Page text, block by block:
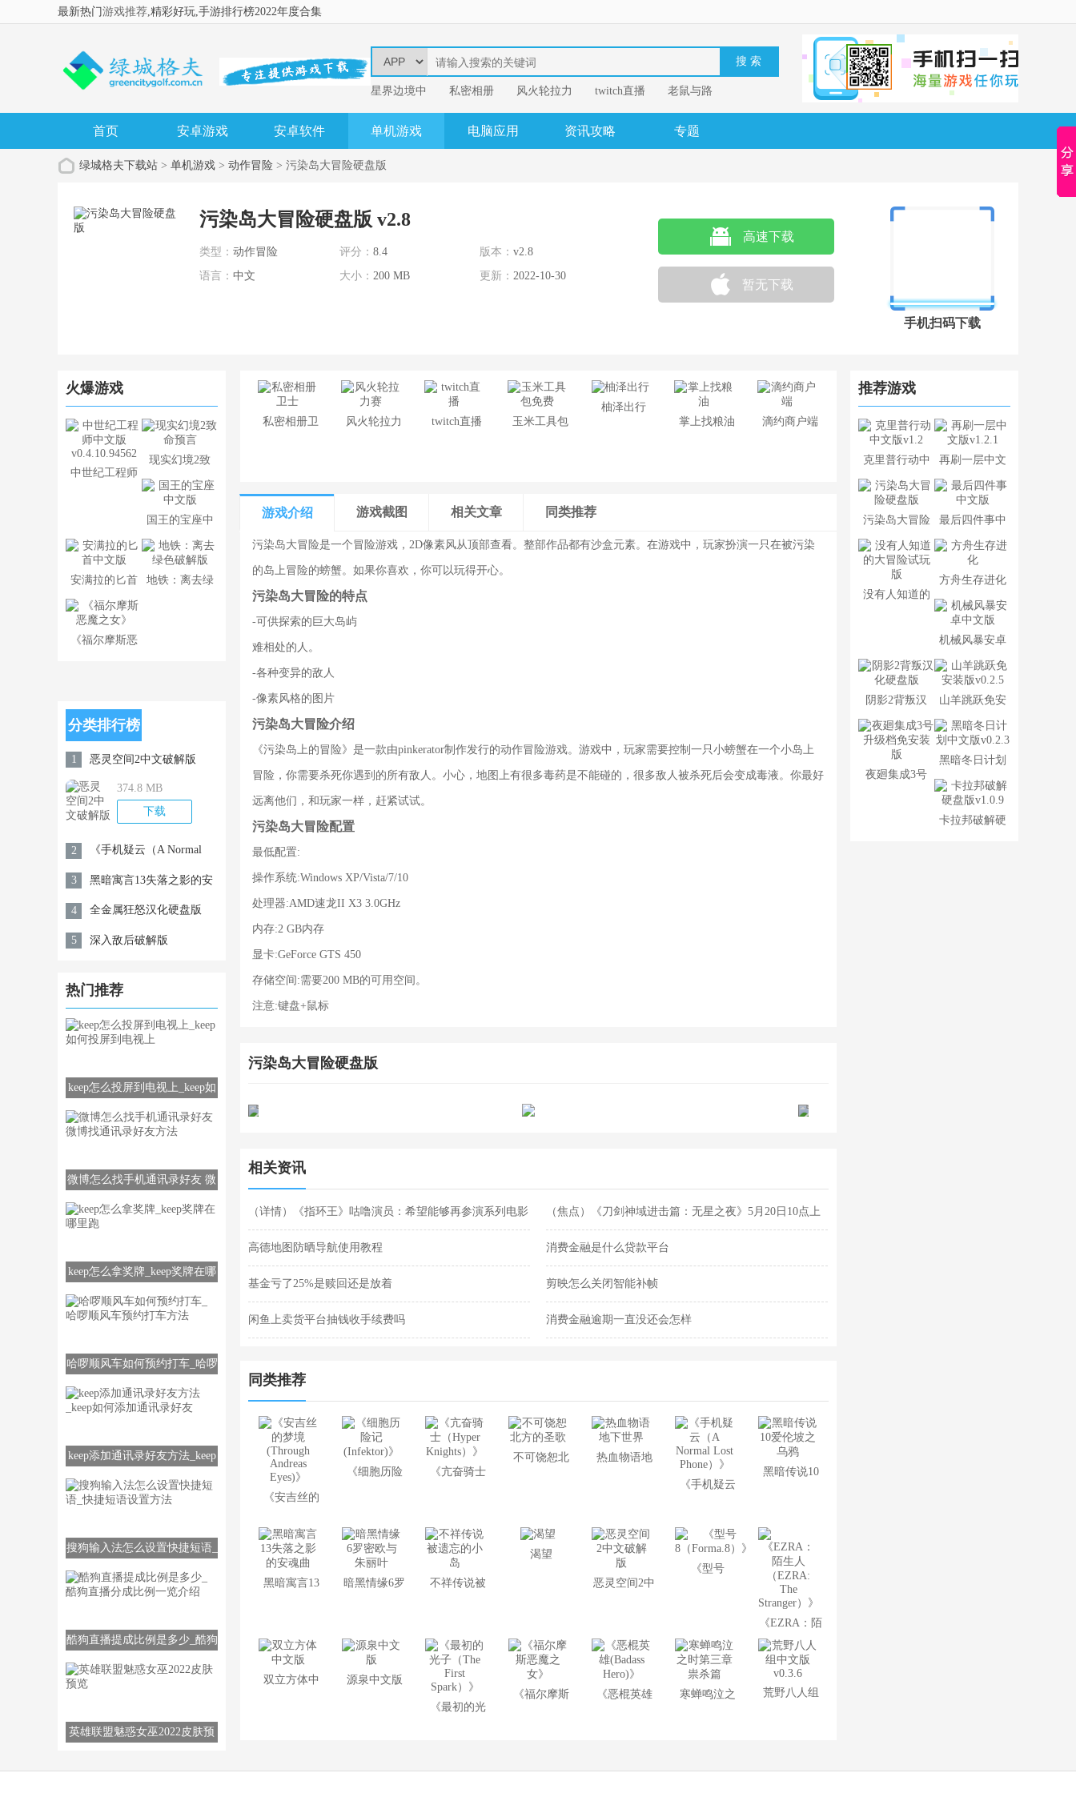
最新热门游戏推荐,精彩好玩,手游排行榜2022年度合集
星界边境中 ​私密相册 风火轮拉力 twitch直播
老鼠与路
易
我的英雄学
首页 安卓游戏 安卓软件 单机游戏 电脑应用 资讯攻略 专题
绿城格夫下载站 > 单机游戏 > 动作冒险 > 污染岛大冒险硬盘版
污染岛大冒险硬盘版 v2.8
类型： 动作冒险 评分： 8.4 版本： v2.8
语言： 中文 大小： 200 MB 更新： 2022-10-30
高速下载
暂无下载
手机扫码下载
火爆游戏
中世纪工程师
现实幻境2致
命预言
国王的宝座中
文版
安满拉的匕首
中文版
地铁：离去绿
《福尔摩斯恶
分类排行榜
1 恶灵空间2中文破解版
374.8 MB
下载
2 《手机疑云（A Normal
Lost Phone）》
3 黑暗寓言13失落之影的安
魂曲
4 全金属狂怒汉化硬盘版
5 深入敌后破解版
热门推荐
keep怎么投屏到电视上_keep如
微博怎么找手机通讯录好友 微
keep怎么拿奖牌_keep奖牌在哪
哈啰顺风车如何预约打车_哈啰
keep添加通讯录好友方法_keep
搜狗输入法怎么设置快捷短语_
酷狗直播提成比例是多少_酷狗
英雄联盟魅惑女巫2022皮肤预
​私密相册卫 风火轮拉力 twitch直播 玉米工具包
柚泽出行
掌上找粮油
滴约商户端
游戏介绍 游戏截图 相关文章 同类推荐
污染岛大冒险是一个冒险游戏，2D像素风从顶部查看。整部作品都有沙盒元素。在游戏中，玩家扮演一只在被污染
的岛上冒险的螃蟹。如果你喜欢，你可以玩得开心。
污染岛大冒险的特点
-可供探索的巨大岛屿
难相处的人。
-各种变异的敌人
-像素风格的图片
污染岛大冒险介绍
《污染岛上的冒险》是一款由pinkerator制作发行的动作冒险游戏。游戏中，玩家需要控制一只小螃蟹在一个小岛上
冒险，你需要杀死你遇到的所有敌人。小心，地图上有很多毒药是不能碰的，很多敌人被杀死后会变成毒液。你最好
远离他们，和玩家一样，赶紧试试。
污染岛大冒险配置
最低配置:
操作系统:Windows XP/Vista/7/10
处理器:AMD速龙II X3 3.0GHz
内存:2 GB内存
显卡:GeForce GTS 450
存储空间:需要200 MB的可用空间。
注意:键盘+鼠标
污染岛大冒险硬盘版
相关资讯
（详情）《指环王》咕噜演员：希望能够再参演系列电影 （焦点）《刀剑神域进击篇：无星之夜》5月20日10点上
线B站
高德地图防晒导航使用教程 消费金融是什么贷款平台
基金亏了25%是赎回还是放着 剪映怎么关闭智能补帧
闲鱼上卖货平台抽钱收手续费吗 消费金融逾期一直没还会怎样
同类推荐
《安吉丝的
Andreas
Eyes)》
《细胞历险 《亢奋骑士
不可饶恕北 热血物语地
《手机疑云
Lost
Phone）》
黑暗传说10
黑暗寓言13 暗黑情缘6罗 不祥传说被
渴望
恶灵空间2中
《型号
《EZRA：陌
生人
（EZRA: The
Stranger）》
双立方体中 源泉中文版
《最初的光
《福尔摩斯 《恶棍英雄 寒蝉鸣泣之 荒野八人组
推荐游戏
克里普行动中
文版v1.2
再刷一层中文
版v1.2.1
污染岛大冒险
硬盘版
最后四件事中
文版
没有人知道的
方舟生存进化
机械风暴安卓
中文版
阴影2背叛汉
化硬盘版
山羊跳跃免安
装版v0.2.5
夜廻集成3号
黑暗冬日计划
中文版v0.2.3
卡拉邦破解硬